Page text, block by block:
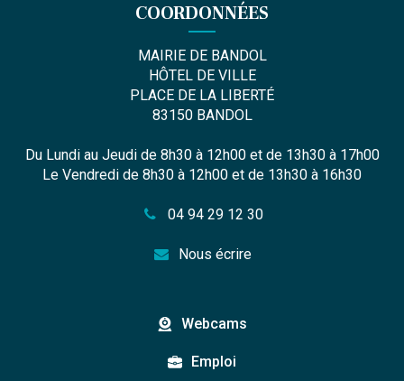
COORDONNÉES
MAIRIE DE BANDOL
HÔTEL DE VILLE
PLACE DE LA LIBERTÉ
83150 BANDOL
Du Lundi au Jeudi de 8h30 à 12h00 et de 13h30 à 17h00
Le Vendredi de 8h30 à 12h00 et de 13h30 à 16h30
04 94 29 12 30
Nous écrire
Webcams
Emploi